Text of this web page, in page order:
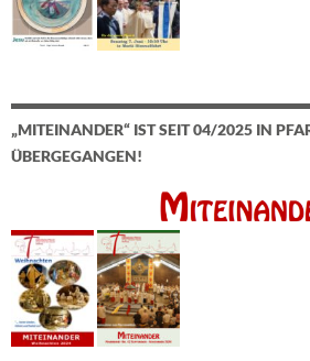
„MITEINANDER“ IST SEIT 04/2025 IN
ÜBERGEGANGEN!